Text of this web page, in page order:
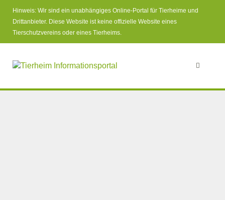
Hinweis: Wir sind ein unabhängiges Online-Portal für Tierheime und
Drittanbieter. Diese Website ist keine offizielle Website eines
Tierschutzvereins oder eines Tierheims.